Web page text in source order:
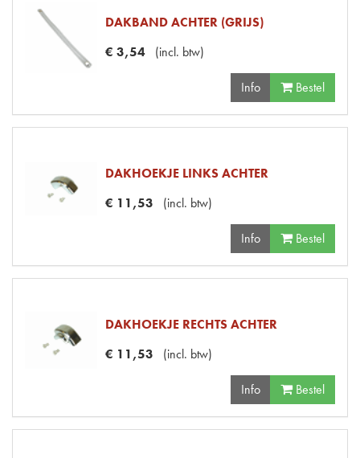
DAKBAND ACHTER (GRIJS)
€ 3,54 (incl. btw)
Info Bestel
DAKHOEKJE LINKS ACHTER
€ 11,53 (incl. btw)
Info Bestel
DAKHOEKJE RECHTS ACHTER
€ 11,53 (incl. btw)
Info Bestel